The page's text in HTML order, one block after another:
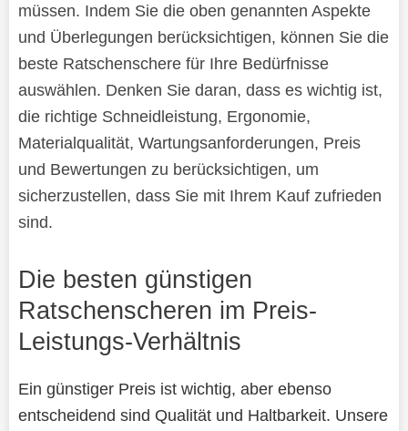
müssen. Indem Sie die oben genannten Aspekte
und Überlegungen berücksichtigen, können Sie die
beste Ratschenschere für Ihre Bedürfnisse
auswählen. Denken Sie daran, dass es wichtig ist,
die richtige Schneidleistung, Ergonomie,
Materialqualität, Wartungsanforderungen, Preis
und Bewertungen zu berücksichtigen, um
sicherzustellen, dass Sie mit Ihrem Kauf zufrieden
sind.
Die besten günstigen
Ratschenscheren im Preis-
Leistungs-Verhältnis
Ein günstiger Preis ist wichtig, aber ebenso
entscheidend sind Qualität und Haltbarkeit. Unsere